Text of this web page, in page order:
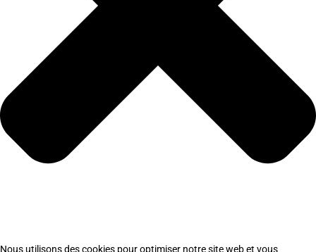
Nous utilisons des cookies pour optimiser notre site web et vous